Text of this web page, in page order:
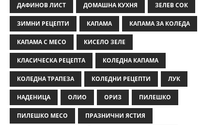
ДАФИНОВ ЛИСТ ДОМАШНА КУХНЯ ЗЕЛЕВ СОК
ЗИМНИ РЕЦЕПТИ КАПАМА КАПАМА ЗА КОЛЕДА
КАПАМА С МЕСО КИСЕЛО ЗЕЛЕ
КЛАСИЧЕСКА РЕЦЕПТА КОЛЕДНА КАПАМА
КОЛЕДНА ТРАПЕЗА КОЛЕДНИ РЕЦЕПТИ ЛУК
НАДЕНИЦА ОЛИО ОРИЗ ПИЛЕШКО
ПИЛЕШКО МЕСО ПРАЗНИЧНИ ЯСТИЯ